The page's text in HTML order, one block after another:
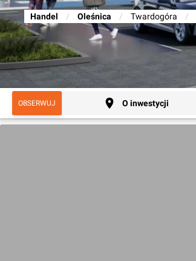
Handel / Oleśnica / Twardogóra /
OBSERWUJ O inwestycji